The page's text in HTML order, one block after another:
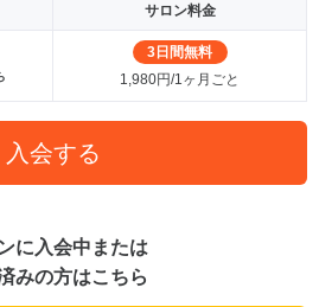
サロン料金
3日間無料
1,980円/1ヶ月ごと
入会する
に入会中または
みの方はこちら